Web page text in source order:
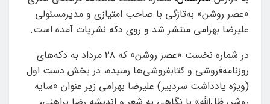
«عصر روشن» به‌تازگی با صاحب امتیازی و مدیرمسئولی
علیرضا بهرامی منتشر شد و روی دکه نشریات آمده است.
در شماره نخست «عصر روشن» که ۲۸ مرداد به دکه‌های
روزنامه‌فروشی و کتابفروشی‌ها رسیده، در بخش دست اول
(ویژه یادداشت سردبیر) علیرضا بهرامی زیر عنوان «سایه